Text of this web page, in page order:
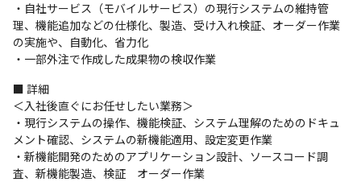
・自社サービス（モバイルサービス）の現行システムの維持管
理、機能追加などの仕様化、製造、受け入れ検証、オーダー作業
の実施や、自動化、省力化
・一部外注で作成した成果物の検収作業
■ 詳細
＜入社後直ぐにお任せしたい業務＞
・現行システムの操作、機能検証、システム理解のためのドキュ
メント確認、システムの新機能適用、設定変更作業
・新機能開発のためのアプリケーション設計、ソースコード調
査、新機能製造、検証　オーダー作業